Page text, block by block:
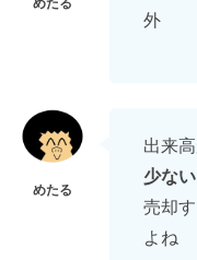
外
出来
少ない
売却
よね